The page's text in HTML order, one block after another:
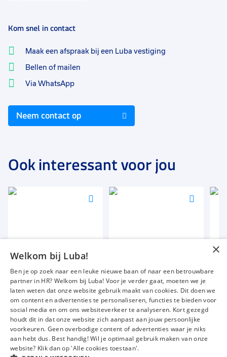
Kom snel in contact
Maak een afspraak bij een Luba vestiging
Bellen of mailen
Via WhatsApp
Neem contact op
Ook interessant voor jou
Voeg
favorieten
32 tot 40 uur
Vast = W&S opdracht
Voeg
Tijdelijk
€ 12,76
Vacatures
Over ons
Werken bij Luba
Voor werkgevers
×
Welkom bij Luba!
Ben je op zoek naar een leuke nieuwe baan of naar een betrouwbare
partner in HR? Welkom bij Luba! Voor je verder gaat, moeten we je
laten weten dat onze website gebruik maakt van cookies. Dit doen we
om content en advertenties te personaliseren, functies te bieden voor
social media en om ons websiteverkeer te analyseren. Kort gezegd
houdt dit in dat onze website zich aanpast aan jouw persoonlijke
voorkeuren. Geen overbodige content of advertenties waar je niks
aan hebt dus. Best handig! Wil je optimaal gebruik maken van onze
website? Klik dan op 'Alle cookies toestaan'.